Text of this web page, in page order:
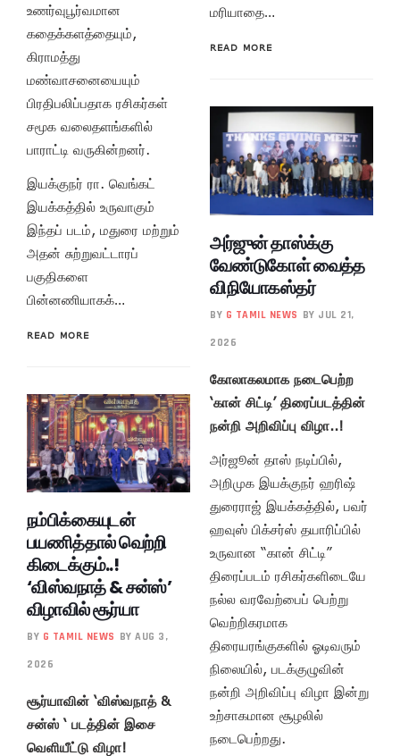
உணர்வுபூர்வமான
கதைக்களத்தையும்,
கிராமத்து
மண்வாசனையையும்
பிரதிபலிப்பதாக ரசிகர்கள்
சமூக வலைதளங்களில்
பாராட்டி வருகின்றனர்.
இயக்குநர் ரா. வெங்கட்
இயக்கத்தில் உருவாகும்
இந்தப் படம், மதுரை மற்றும்
அதன் சுற்றுவட்டாரப்
பகுதிகளை
பின்னணியாகக்…
READ MORE
நம்பிக்கையுடன்
பயணித்தால் வெற்றி
கிடைக்கும்..!
‘விஸ்வநாத் & சன்ஸ்’
விழாவில் சூர்யா
BY G TAMIL NEWS BY AUG 3,
2026
சூர்யாவின் ‘விஸ்வநாத் &
சன்ஸ் ‘ படத்தின் இசை
வெளியீட்டு விழா!
மரியாதை…
READ MORE
அர்ஜுன் தாஸ்க்கு
வேண்டுகோள் வைத்த
விநியோகஸ்தர்
BY G TAMIL NEWS BY JUL 21,
2026
கோலாகலமாக நடைபெற்ற
‘கான் சிட்டி’ திரைப்படத்தின்
நன்றி அறிவிப்பு விழா..!
அர்ஜூன் தாஸ் நடிப்பில்,
அறிமுக இயக்குநர் ஹரிஷ்
துரைராஜ் இயக்கத்தில், பவர்
ஹவுஸ் பிக்சர்ஸ் தயாரிப்பில்
உருவான “கான் சிட்டி”
திரைப்படம் ரசிகர்களிடையே
நல்ல வரவேற்பைப் பெற்று
வெற்றிகரமாக
திரையரங்குகளில் ஓடிவரும்
நிலையில், படக்குழுவின்
நன்றி அறிவிப்பு விழா இன்று
உற்சாகமான சூழலில்
நடைபெற்றது.